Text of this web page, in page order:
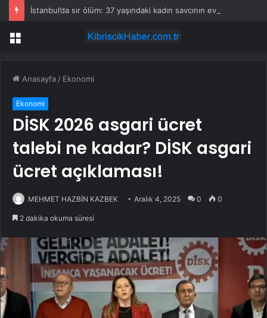
Menü
Anasayfa / Ekonomi
Ekonomi
DİSK 2026 asgari ücret
talebi ne kadar? DİSK asgari
ücret açıklaması!
MEHMET HAZBİN KAZBEK Aralık 4, 2025 0 0
2 dakika okuma süresi